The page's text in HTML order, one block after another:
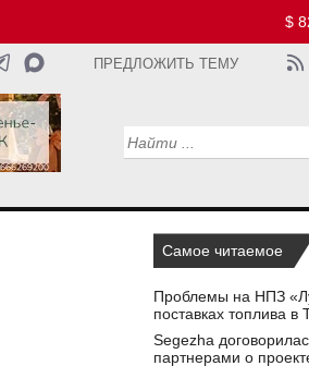
$
ПРЕДЛОЖИТЬ ТЕМУ
Самое читаемое
Проблемы на НПЗ
поставках топлива в
Segezha
партнерами о